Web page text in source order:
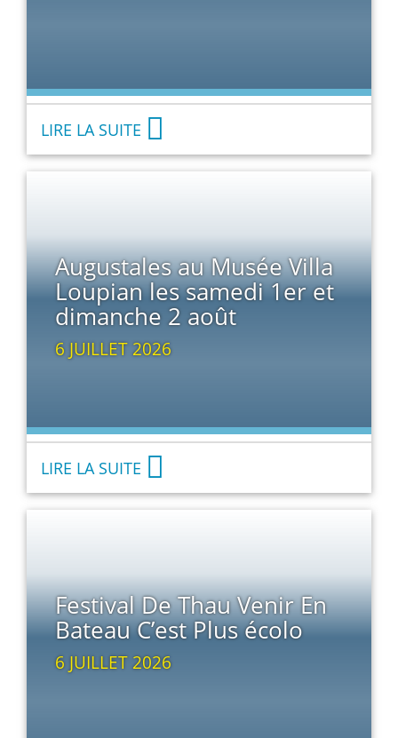
LIRE LA SUITE
Augustales au Musée Villa
Loupian les samedi 1er et
dimanche 2 août
6 JUILLET 2026
LIRE LA SUITE
Festival De Thau Venir En
Bateau C’est Plus écolo
6 JUILLET 2026